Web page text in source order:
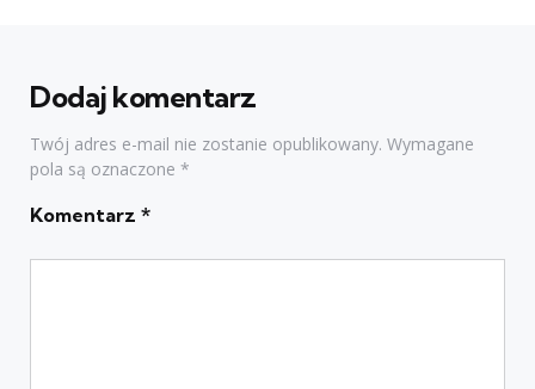
Dodaj komentarz
Twój adres e-mail nie zostanie opublikowany. Wymagane
pola są oznaczone *
Komentarz *